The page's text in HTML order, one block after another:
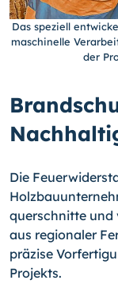
Das speziell
maschinelle
der
Die
querschnitte und
aus regionaler
präzise
Projekts.